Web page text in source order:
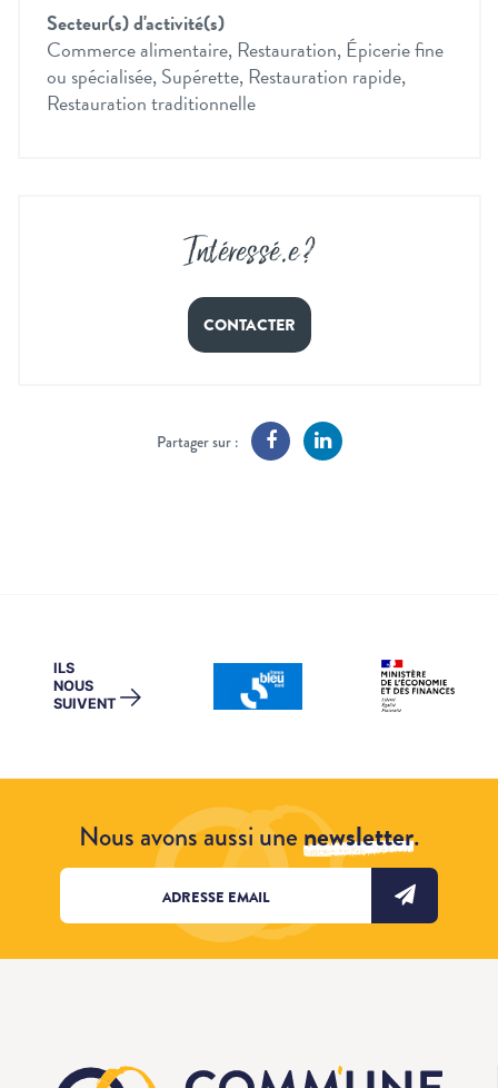
Secteur(s) d'activité(s)
Commerce alimentaire, Restauration, Épicerie fine
ou spécialisée, Supérette, Restauration rapide,
Restauration traditionnelle
Intéressé.e ?
CONTACTER
Partager sur :
ILS
NOUS
SUIVENT →
Nous avons aussi unenewsletter.